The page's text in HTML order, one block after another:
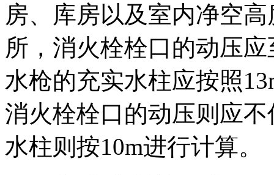
房、库房以及室内净空
所，消火栓栓口的动压
水枪的充实水柱应按照
消火栓栓口的动压则应
水柱则按10m进行计算。